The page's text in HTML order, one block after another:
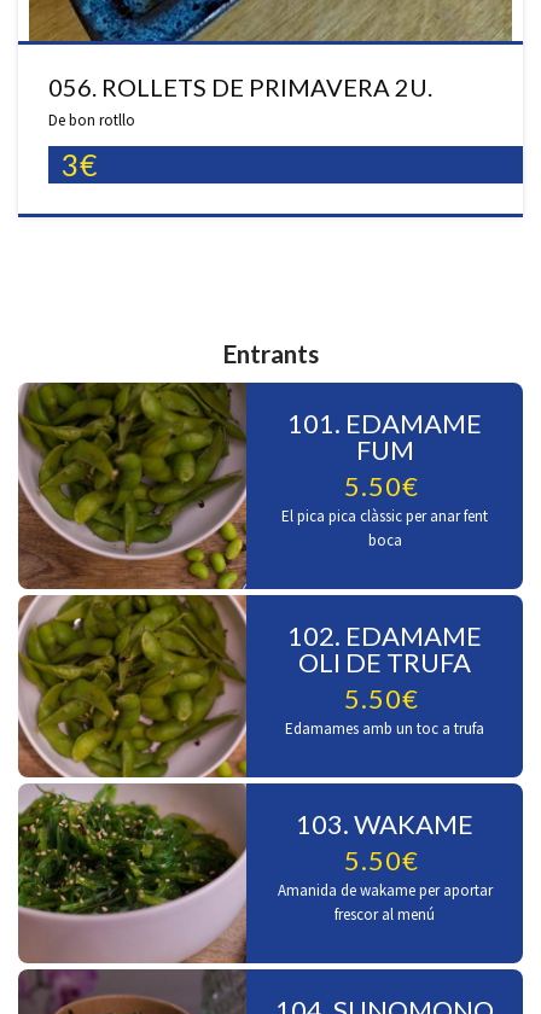
056. ROLLETS DE PRIMAVERA 2U.
De bon rotllo
3€
Entrants
101. EDAMAME
FUM
5.50€
El pica pica clàssic per anar fent
boca
102. EDAMAME
OLI DE TRUFA
5.50€
Edamames amb un toc a trufa
103. WAKAME
5.50€
Amanida de wakame per aportar
frescor al menú